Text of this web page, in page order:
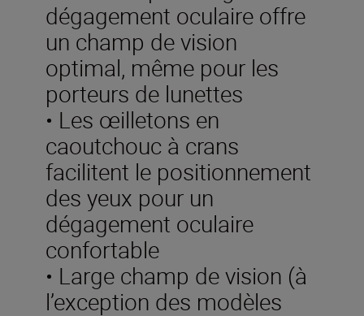
dégagement oculaire offre
un champ de vision
optimal, même pour les
porteurs de lunettes
• Les œilletons en
caoutchouc à crans
facilitent le positionnement
des yeux pour un
dégagement oculaire
confortable
• Large champ de vision (à
l’exception des modèles